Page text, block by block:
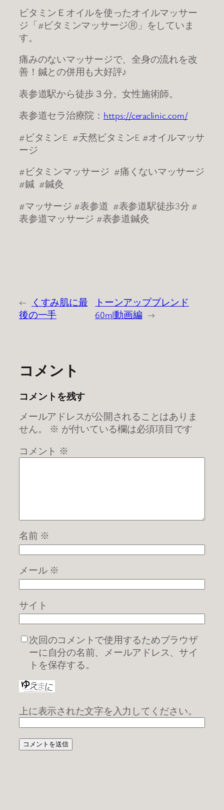
ビタミンＥオイルを使ったオイルマッサー
ジ「#ビタミンマッサージⓇ」をしていま
す。
痛みのないマッサージで、全身の流れを改
善！鍼との併用も大好評♪
表参道駅から徒歩３分。女性施術師。
表参道セラ治療院： https://ceraclinic.com/
#ビタミンE #天然ビタミンE #オイルマッサ
ージ
#ビタミンマッサージ #痛くないマッサージ
#鍼 #鍼灸
#マッサージ #表参道 #表参道駅徒歩3分 #
表参道マッサージ #表参道鍼灸
←
くすみ肌に最
後の一手
トーンアップブレンド
60ml動画編 →
コメント
コメントを残す
メールアドレスが公開されることはありま
せん。
※ が付いている欄は必須項目です
コメント ※
名前 ※
メール ※
サイト
次回のコメントで使用するためブラウザ
ーに自分の名前、メールアドレス、サイ
トを保存する。
上に表示された文字を入力してください。